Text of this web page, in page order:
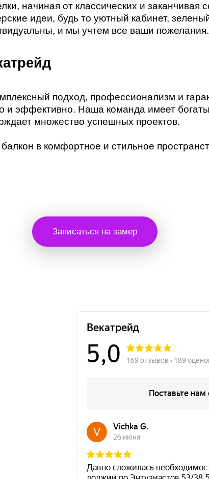
начиная от классических и
идеи, будь то уютный кабинет,
и мы учтем все ваши пожелания.
подход, профессионализм и
и эффективно. Наша команда имеет
множество успешных проектов.
в комфортное и стильное
Записаться на замер